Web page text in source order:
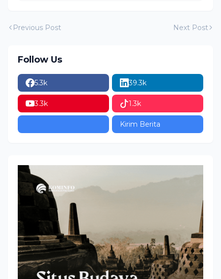
Previous Post Next Post
Follow Us
5.3k 39.3k
3.3k 1.3k
Kirim Berita